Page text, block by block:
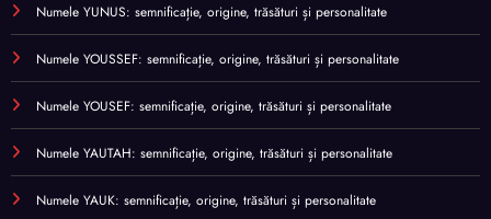
Numele YUNUS: semnificație, origine, trăsături și personalitate
Numele YOUSSEF: semnificație, origine, trăsături și personalitate
Numele YOUSEF: semnificație, origine, trăsături și personalitate
Numele YAUTAH: semnificație, origine, trăsături și personalitate
Numele YAUK: semnificație, origine, trăsături și personalitate